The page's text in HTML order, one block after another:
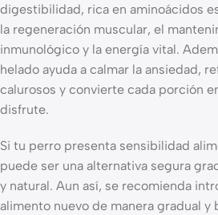
digestibilidad, rica en aminoácidos
la regeneración muscular, el
inmunológico y la energía vital.
helado ayuda a calmar la ansiedad,
calurosos y convierte cada porción
disfrute.
Si tu perro presenta sensibilidad
puede ser una alternativa segura
y natural. Aun así, se recomienda
alimento nuevo de manera gradual y